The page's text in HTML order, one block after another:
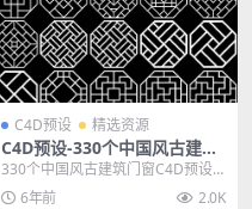
C4D预设 精选资源
C4D预设-330个中国风古建筑
门窗C4D预设模型
330个中国风古建筑门窗C4D预设
模型，这是330个中国风窗户模型
预设中国风格窗...
6年前 2.0K